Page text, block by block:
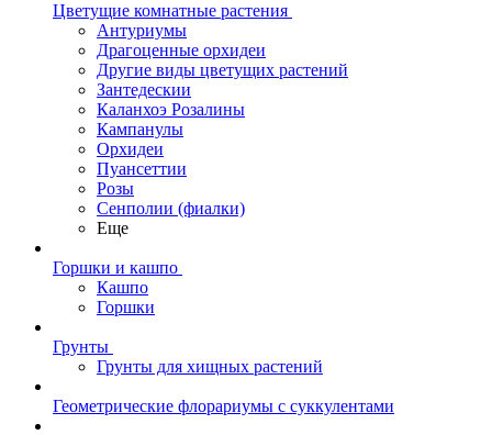
Цветущие комнатные растения
Антуриумы
Драгоценные орхидеи
Другие виды цветущих растений
Зантедескии
Каланхоэ Розалины
Кампанулы
Орхидеи
Пуансеттии
Розы
Сенполии (фиалки)
Еще
Горшки и кашпо
Кашпо
Горшки
Грунты
Грунты для хищных растений
Геометрические флорариумы с суккулентами